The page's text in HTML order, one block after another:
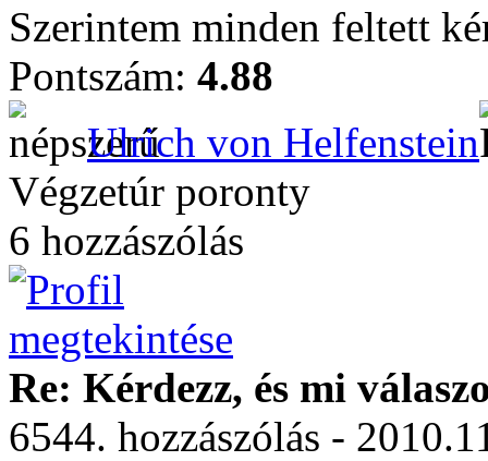
Szerintem minden feltett
Pontszám: 4.88
Ulrich von Helfenstein
Végzetúr poronty
6 hozzászólás
Re: Kérdezz, és mi
6544. hozzászólás -